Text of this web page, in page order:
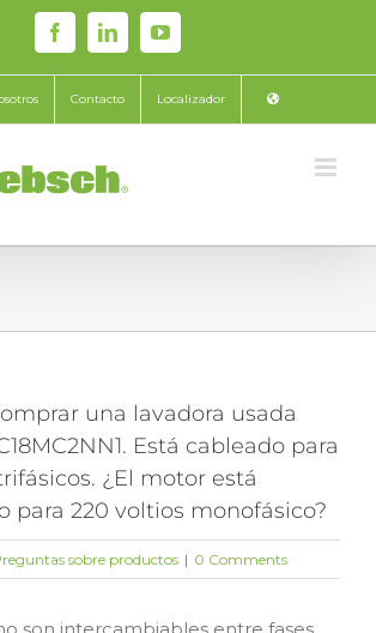
FacebookLinkedInYouTube
Contacto Localizador
una lavadora usada
Está cableado para
¿El motor está
para 220 voltios monofásico?
sobre productos | 0 Comments